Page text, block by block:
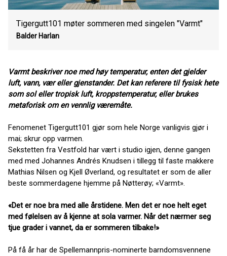
Tigergutt101 møter sommeren med singelen "Varmt"
Balder Harlan
Varmt beskriver noe med høy temperatur, enten det gjelder
luft, vann, vær eller gjenstander. Det kan referere til fysisk hete
som sol eller tropisk luft, kroppstemperatur, eller brukes
metaforisk om en vennlig væremåte.
Fenomenet Tigergutt101 gjør som hele Norge vanligvis gjør i
mai; skrur opp varmen.
Sekstetten fra Vestfold har vært i studio igjen, denne gangen
med med Johannes Andrés Knudsen i tillegg til faste makkere
Mathias Nilsen og Kjell Øverland, og resultatet er som de aller
beste sommerdagene hjemme på Nøtterøy; «Varmt».
«Det er noe bra med alle årstidene. Men det er noe helt eget
med følelsen av å kjenne at sola varmer. Når det nærmer seg
tjue grader i vannet, da er sommeren tilbake!»
På få år har de Spellemannpris-nominerte barndomsvennene